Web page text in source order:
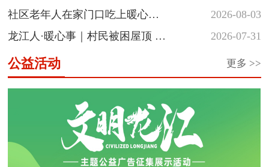
青山
2026-08-03
社区老年人在家门口吃上暖心热
饭
2026-07-31
龙江人·暖心事｜村民被困屋顶 民
警涉水...
更多 >>
公益活动